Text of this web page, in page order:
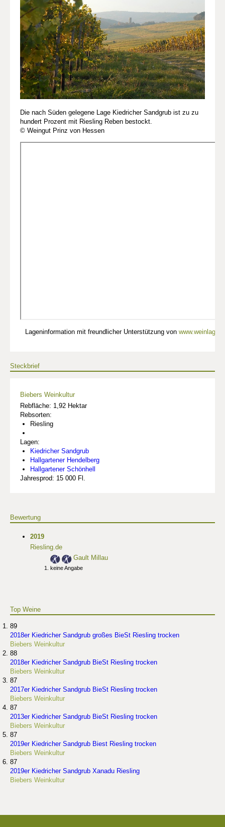
Die nach Süden gelegene Lage Kiedricher Sandgrub ist zu zu
hundert Prozent mit Riesling Reben bestockt.
© Weingut Prinz von Hessen
Lageninformation mit freundlicher Unterstützung von
Steckbrief
Biebers Weinkultur
Rebfläche: 1,92 Hektar
Rebsorten:
Riesling
Lagen:
Kiedricher Sandgrub
Hallgartener Hendelberg
Hallgartener Schönhell
Jahresprod: 15 000 Fl.
Bewertung
2019
Riesling.de
Gault Millau
keine Angabe
Top Weine
89
2018er Kiedricher Sandgrub großes BieSt Riesling trocken
Biebers Weinkultur
88
2018er Kiedricher Sandgrub BieSt Riesling trocken
Biebers Weinkultur
87
2017er Kiedricher Sandgrub BieSt Riesling trocken
Biebers Weinkultur
87
2013er Kiedricher Sandgrub BieSt Riesling trocken
Biebers Weinkultur
87
2019er Kiedricher Sandgrub Biest Riesling trocken
Biebers Weinkultur
87
2019er Kiedricher Sandgrub Xanadu Riesling
Biebers Weinkultur